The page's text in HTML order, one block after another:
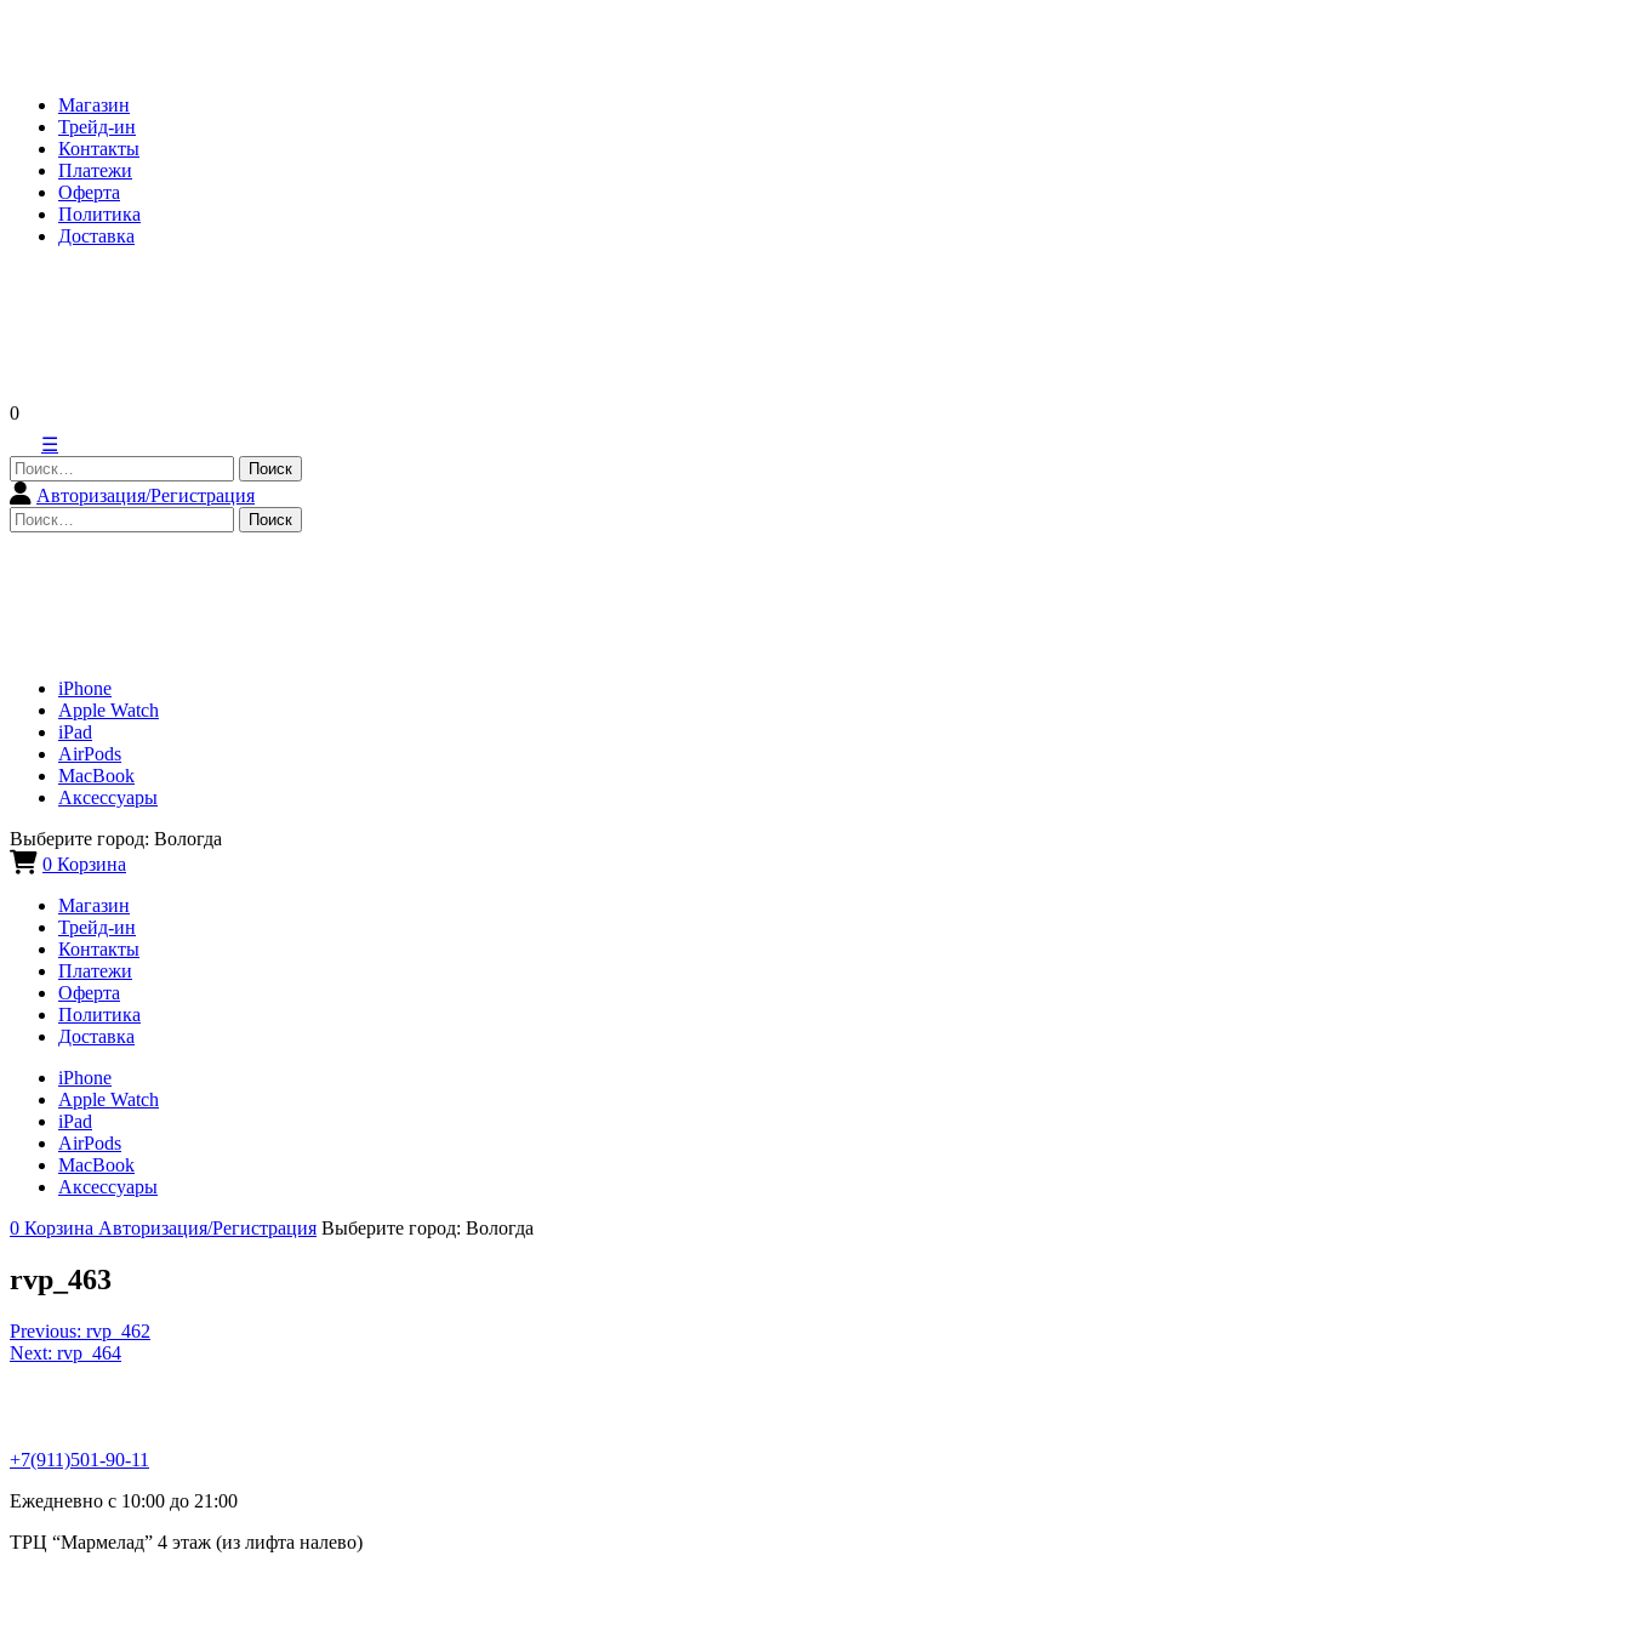
Магазин
Трейд-ин
Контакты
Платежи
Оферта
Политика
Доставка
0
☰
Найти:
Авторизация/Регистрация
Найти:
iPhone
Apple Watch
iPad
AirPods
MacBook
Аксессуары
Выберите город: Вологда
0 Корзина
Магазин
Трейд-ин
Контакты
Платежи
Оферта
Политика
Доставка
iPhone
Apple Watch
iPad
AirPods
MacBook
Аксессуары
0 Корзина Авторизация/Регистрация Выберите город: Вологда
rvp_463
Навигация
по
Previous: rvp_462
Next: rvp_464
+7(911)501-90-11
Ежедневно с 10:00 до 21:00
ТРЦ “Мармелад” 4 этаж (из лифта налево)